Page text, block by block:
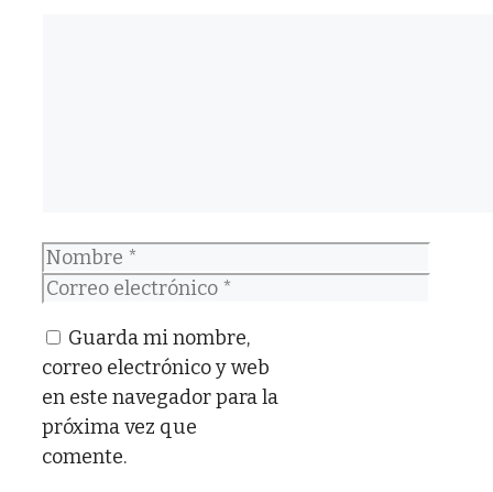
Nombre
Correo
Guarda mi nombre,
correo electrónico y web
en este navegador para la
próxima vez que
comente.